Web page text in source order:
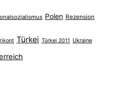
Polen Rezension
Türkei Türkei 2011 Ukraine